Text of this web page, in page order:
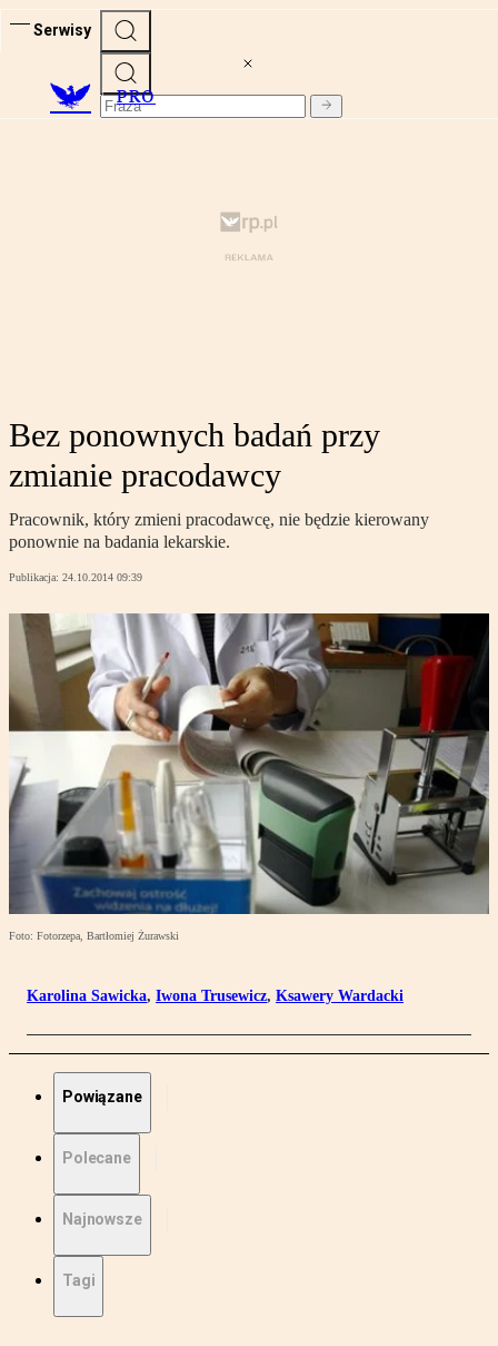
Serwisy
PRO
Bez ponownych badań przy
zmianie pracodawcy
Pracownik, który zmieni pracodawcę, nie będzie kierowany
ponownie na badania lekarskie.
Publikacja: 24.10.2014 09:39
Foto: Fotorzepa, Bartłomiej Żurawski
Karolina Sawicka, Iwona Trusewicz, Ksawery Wardacki
Powiązane
Polecane
Najnowsze
Tagi